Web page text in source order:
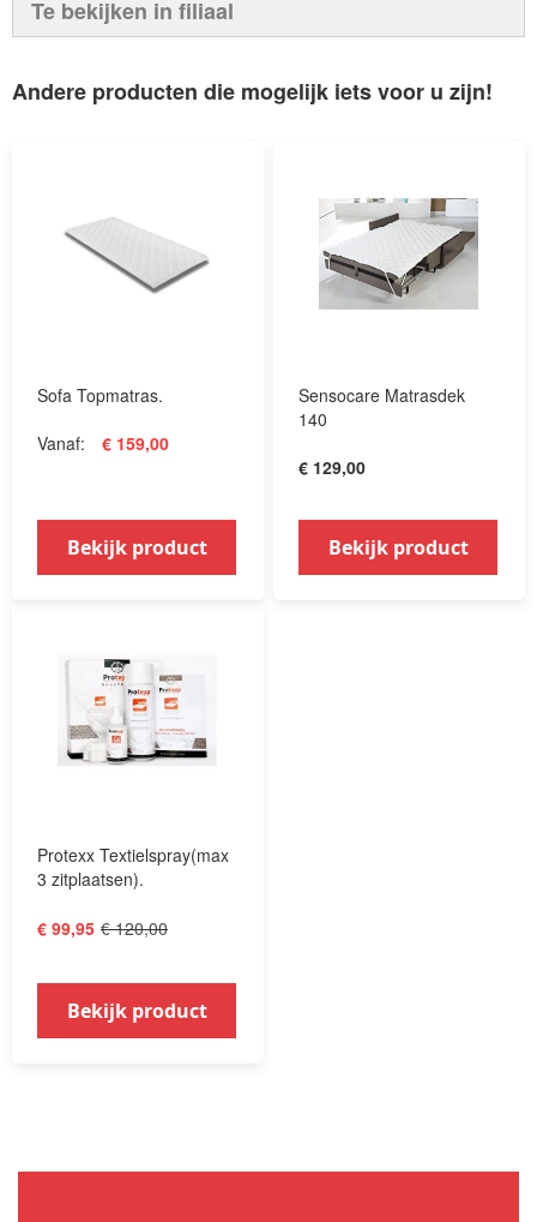
Te bekijken in filiaal
Andere producten die mogelijk iets voor u zijn!
Sofa Topmatras.
Vanaf
€ 159,00
Bekijk product
Sensocare Matrasdek
140
€ 129,00
Bekijk product
Protexx Textielspray(max
3 zitplaatsen).
€ 99,95 € 120,00
Bekijk product